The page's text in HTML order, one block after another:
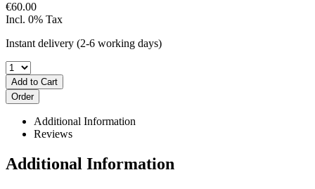
€60.00
Incl. 0% Tax
Instant delivery (2-6 working days)
Add to Cart
Order
Additional Information
Reviews
Additional Information